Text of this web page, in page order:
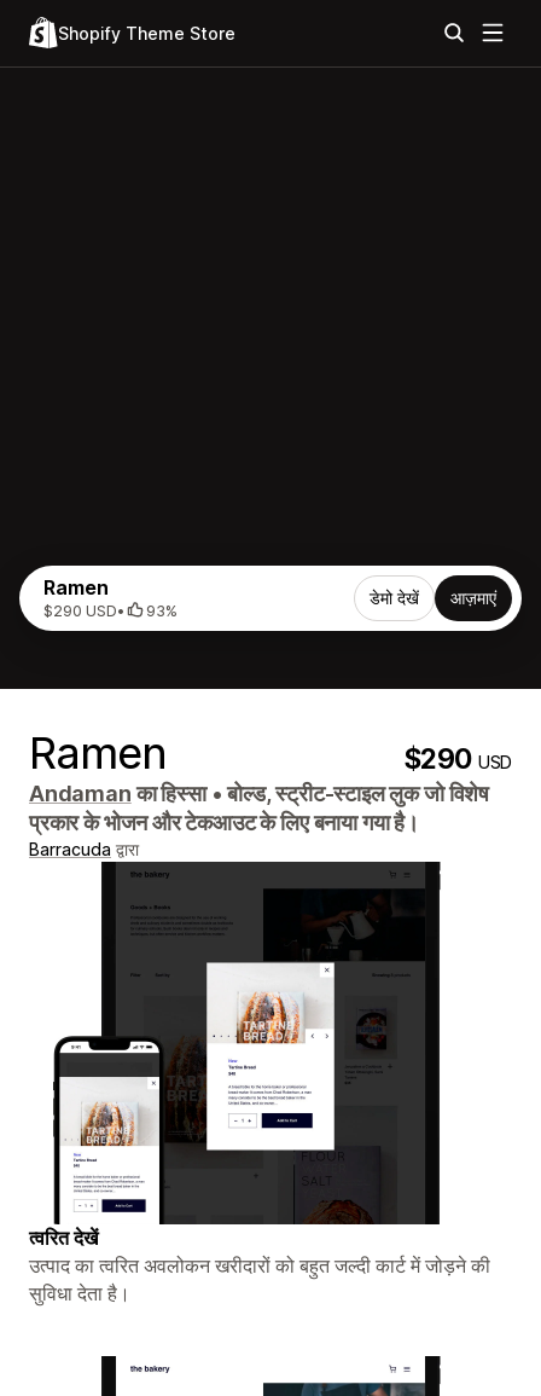
Shopify Theme Store
Ramen
$290 USD• 93%
डेमो देखें आज़माएं
Ramen $290USD
Andamanका हिस्सा •बोल्ड, स्ट्रीट-स्टाइल लुक जो विशेष
प्रकार के भोजन और टेकआउट के लिए बनाया गया है।
Barracuda द्वारा
त्वरित देखें
उत्पाद का त्वरित अवलोकन खरीदारों को बहुत जल्दी कार्ट में जोड़ने की
सुविधा देता है।